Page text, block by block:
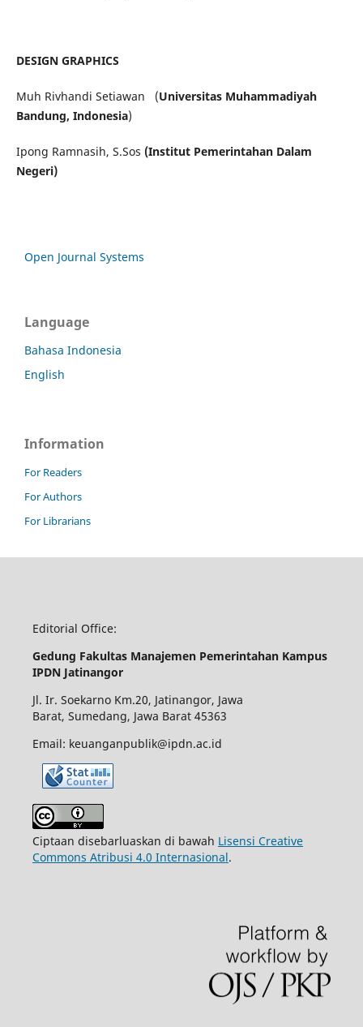
DESIGN GRAPHICS
Muh Rivhandi Setiawan (Universitas Muhammadiyah
Bandung, Indonesia)
Ipong Ramnasih, S.Sos (Institut Pemerintahan Dalam
Negeri)
Open Journal Systems
Language
Bahasa Indonesia
English
Information
For Readers
For Authors
For Librarians
Editorial Office:
Gedung Fakultas Manajemen Pemerintahan Kampus
IPDN Jatinangor
Jl. Ir. Soekarno Km.20, Jatinangor, Jawa
Barat, Sumedang, Jawa Barat 45363
Email: keuanganpublik@ipdn.ac.id
Ciptaan disebarluaskan di bawah Lisensi Creative
Commons Atribusi 4.0 Internasional.